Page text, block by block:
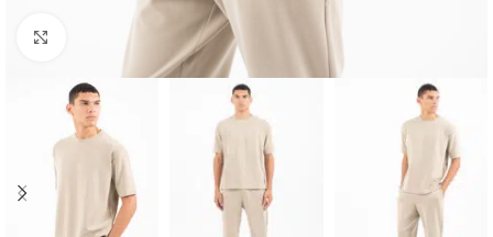
Κλικ για μεγέθυνση